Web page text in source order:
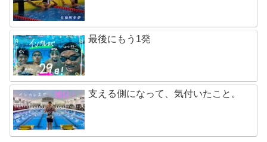
最後にもう1発
支える側になって、気付いたこと。